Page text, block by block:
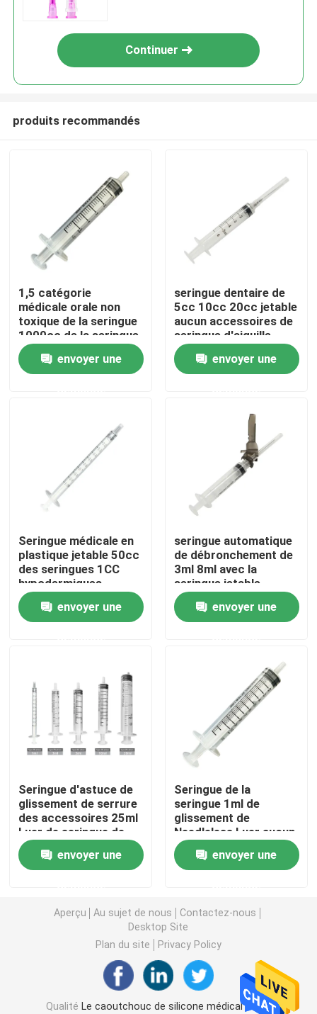
Aperçu
Produits
A propos de nous
Contrôle de la qualité
Contact
Demande de soumission
Le caoutchouc de silicone médical
Plongeur en caoutchouc de seringue
Accessoires de seringue
Bouchon de caoutchouc butylique
Pièces préremplies de seringue
Caoutchouc butylique halogéné
Tube médical de silicone
Tube de drainage
Continuer
produits recommandés
1,5 catégorie
médicale orale non
toxique de la seringue
1000cc de la seringue
250ml de ml
envoyer une
seringue dentaire de
5cc 10cc 20cc jetable
aucun accessoires de
seringue d'aiguille
envoyer une
Seringue médicale en
plastique jetable 50cc
des seringues 1CC
hypodermiques
envoyer une
seringue automatique
de débronchement de
3ml 8ml avec la
seringue jetable
d'injection d'aiguille
envoyer une
Seringue d'astuce de
glissement de serrure
des accessoires 25ml
Luer de seringue de
glissement d'OIN 10ml
Luer de la CEenvoyer une
Seringue de la
seringue 1ml de
glissement de
Needleless Luer aucun
jetable médical
d'aiguilleenvoyer une
Aperçu Au sujet de nous
Contactez-nous
Desktop Site
Plan du site
Privacy Policy
Qualité Le caoutchouc de silicone médicalUsine